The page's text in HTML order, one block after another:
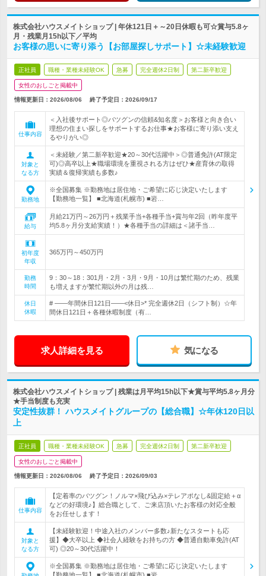
株式会社ハウスメイトショップ | 年休121日＋～20日休暇も可☆賞与5.8ヶ
月・残業月15h以下／平均
お客様の思いに寄り添う【お部屋探しサポート】☆未経験歓迎
正社員 職種・業種未経験OK 急募 完全週休2日制 第二新卒歓迎
女性のおしごと掲載中
情報更新日：2026/08/06 終了予定日： 2026/09/17
仕事内容
＜入社後サポート◎バツグンの信頼&知名度＞お客様と向き合い
理想の住まい探しをサポートするお仕事★お客様に寄り添い支え
るやりがい◎
対象と
なる方
＜未経験／第二新卒歓迎★20～30代活躍中＞◎普通免許(AT限定
可)◎高卒以上★職場環境を重視される方はぜひ★産育休の取得
実績＆復帰実績も多数♪
勤務地
※全国募集 ※勤務地は居住地・ご希望に応じ決定いたします
【勤務地一覧】 ■北海道(札幌市) ■岩…
給与
月給21万円～26万円＋残業手当+各種手当+賞与年2回（昨年度平
均5.8ヶ月分支給実績！）★各種手当の詳細は＜諸手当…
初年度
年収
365万円～450万円
勤務
時間
9：30～18：301月・2月・3月・9月・10月は繁忙期のため、残業
も増えますが繁忙期以外の月は残…
休日
休暇
# ――年間休日121日――<休日>* 完全週休2日（シフト制）☆年
間休日121日＋各種休暇制度（有…
求人詳細を見る 気になる
株式会社ハウスメイトショップ | 残業は月平均15h以下★賞与平均5.8ヶ月分
★手当制度も充実
安定性抜群！ ハウスメイトグループの【総合職】☆年休120日以
上
正社員 職種・業種未経験OK 急募 完全週休2日制 第二新卒歓迎
女性のおしごと掲載中
情報更新日：2026/08/06 終了予定日： 2026/09/03
仕事内容
【定着率のバツグン！ノルマ×飛び込み×テレアポなし&固定給＋α
などの好環境♪】総合職として、ご来店頂いたお客様の対応全般
をお任せします！
対象と
なる方
【未経験歓迎！中途入社のメンバー多数♪新たなスタートも応
援】◆大卒以上 ◆社会人経験をお持ちの方 ◆普通自動車免許(AT
可) ◎20～30代活躍中！
※全国募集 ※勤務地は居住地・ご希望に応じ決定いたします